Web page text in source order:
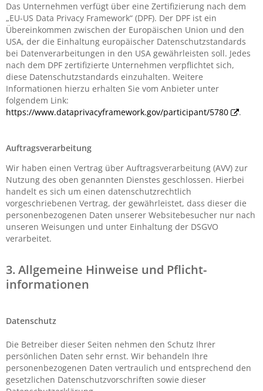
Das Unternehmen verfügt über eine Zertifizierung nach dem
„EU-US Data Privacy Framework“ (DPF). Der DPF ist ein
Übereinkommen zwischen der Europäischen Union und den
USA, der die Einhaltung europäischer Datenschutzstandards
bei Datenverarbeitungen in den USA gewährleisten soll. Jedes
nach dem DPF zertifizierte Unternehmen verpflichtet sich,
diese Datenschutzstandards einzuhalten. Weitere
Informationen hierzu erhalten Sie vom Anbieter unter
folgendem Link:
https://www.dataprivacyframework.gov/participant/5780
.
Auftragsverarbeitung
Wir haben einen Vertrag über Auftragsverarbeitung (AVV) zur
Nutzung des oben genannten Dienstes geschlossen. Hierbei
handelt es sich um einen datenschutzrechtlich
vorgeschriebenen Vertrag, der gewährleistet, dass dieser die
personenbezogenen Daten unserer Websitebesucher nur nach
unseren Weisungen und unter Einhaltung der DSGVO
verarbeitet.
3. Allgemeine Hinweise und Pflicht­
informationen
Datenschutz
Die Betreiber dieser Seiten nehmen den Schutz Ihrer
persönlichen Daten sehr ernst. Wir behandeln Ihre
personenbezogenen Daten vertraulich und entsprechend den
gesetzlichen Datenschutzvorschriften sowie dieser